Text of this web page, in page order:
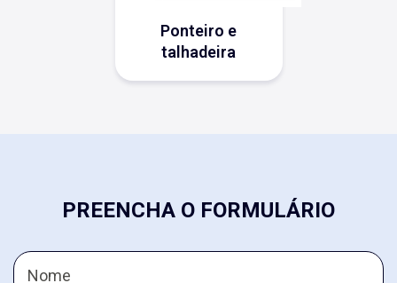
ponteiro e
talhadeira
PREENCHA O FORMULÁRIO